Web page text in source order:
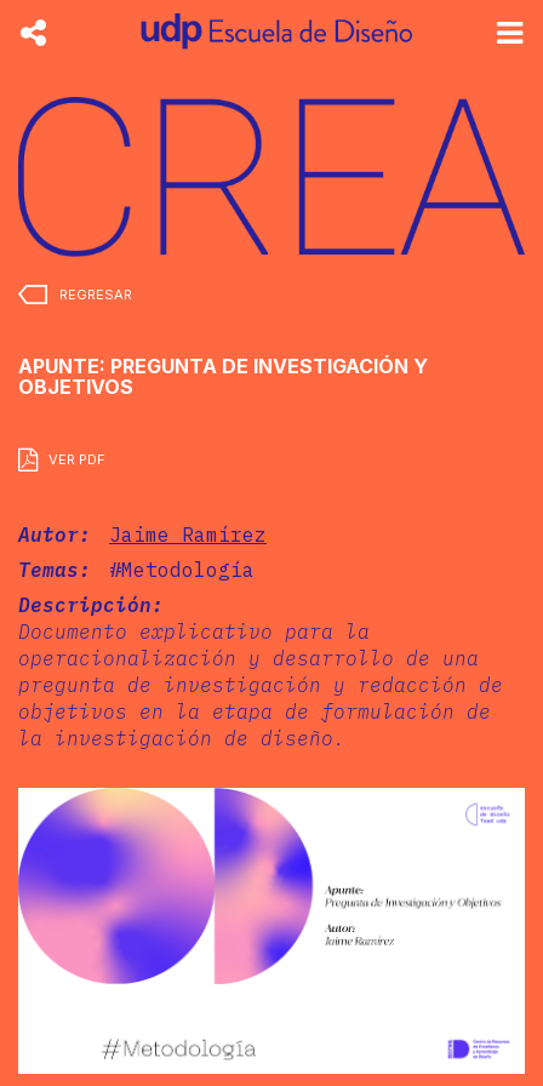
REGRESAR
APUNTE: PREGUNTA DE INVESTIGACIÓN Y
OBJETIVOS
VER PDF
Autor:
Jaime Ramírez
Temas:
#Metodología
Descripción:
Documento explicativo para la
operacionalización y desarrollo de una
pregunta de investigación y redacción de
objetivos en la etapa de formulación de
la investigación de diseño.